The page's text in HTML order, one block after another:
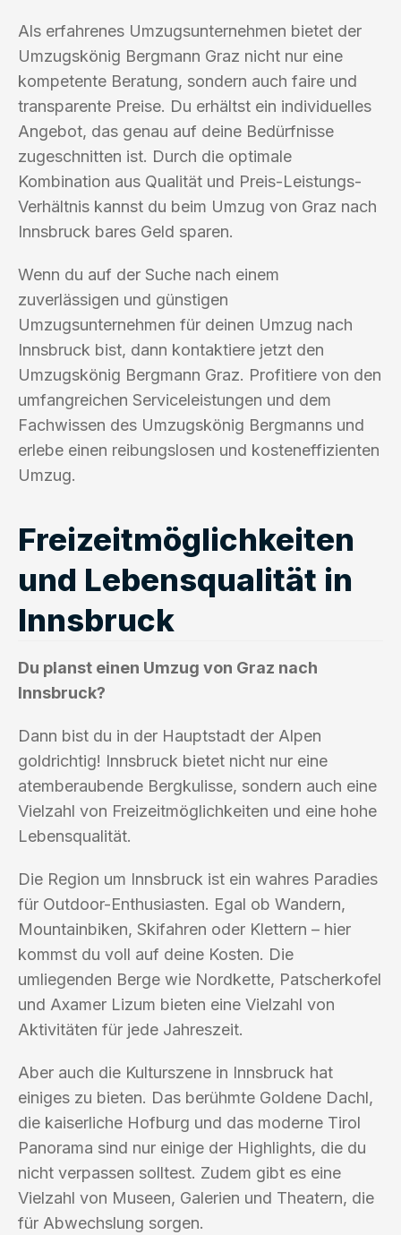
Als erfahrenes Umzugsunternehmen bietet der
Umzugskönig Bergmann Graz nicht nur eine
kompetente Beratung, sondern auch faire und
transparente Preise. Du erhältst ein individuelles
Angebot, das genau auf deine Bedürfnisse
zugeschnitten ist. Durch die optimale
Kombination aus Qualität und Preis-Leistungs-
Verhältnis kannst du beim Umzug von Graz nach
Innsbruck bares Geld sparen.
Wenn du auf der Suche nach einem
zuverlässigen und günstigen
Umzugsunternehmen für deinen Umzug nach
Innsbruck bist, dann kontaktiere jetzt den
Umzugskönig Bergmann Graz. Profitiere von den
umfangreichen Serviceleistungen und dem
Fachwissen des Umzugskönig Bergmanns und
erlebe einen reibungslosen und kosteneffizienten
Umzug.
Freizeitmöglichkeiten
und Lebensqualität in
Innsbruck
Du planst einen Umzug von Graz nach
Innsbruck?
Dann bist du in der Hauptstadt der Alpen
goldrichtig! Innsbruck bietet nicht nur eine
atemberaubende Bergkulisse, sondern auch eine
Vielzahl von Freizeitmöglichkeiten und eine hohe
Lebensqualität.
Die Region um Innsbruck ist ein wahres Paradies
für Outdoor-Enthusiasten. Egal ob Wandern,
Mountainbiken, Skifahren oder Klettern – hier
kommst du voll auf deine Kosten. Die
umliegenden Berge wie Nordkette, Patscherkofel
und Axamer Lizum bieten eine Vielzahl von
Aktivitäten für jede Jahreszeit.
Aber auch die Kulturszene in Innsbruck hat
einiges zu bieten. Das berühmte Goldene Dachl,
die kaiserliche Hofburg und das moderne Tirol
Panorama sind nur einige der Highlights, die du
nicht verpassen solltest. Zudem gibt es eine
Vielzahl von Museen, Galerien und Theatern, die
für Abwechslung sorgen.